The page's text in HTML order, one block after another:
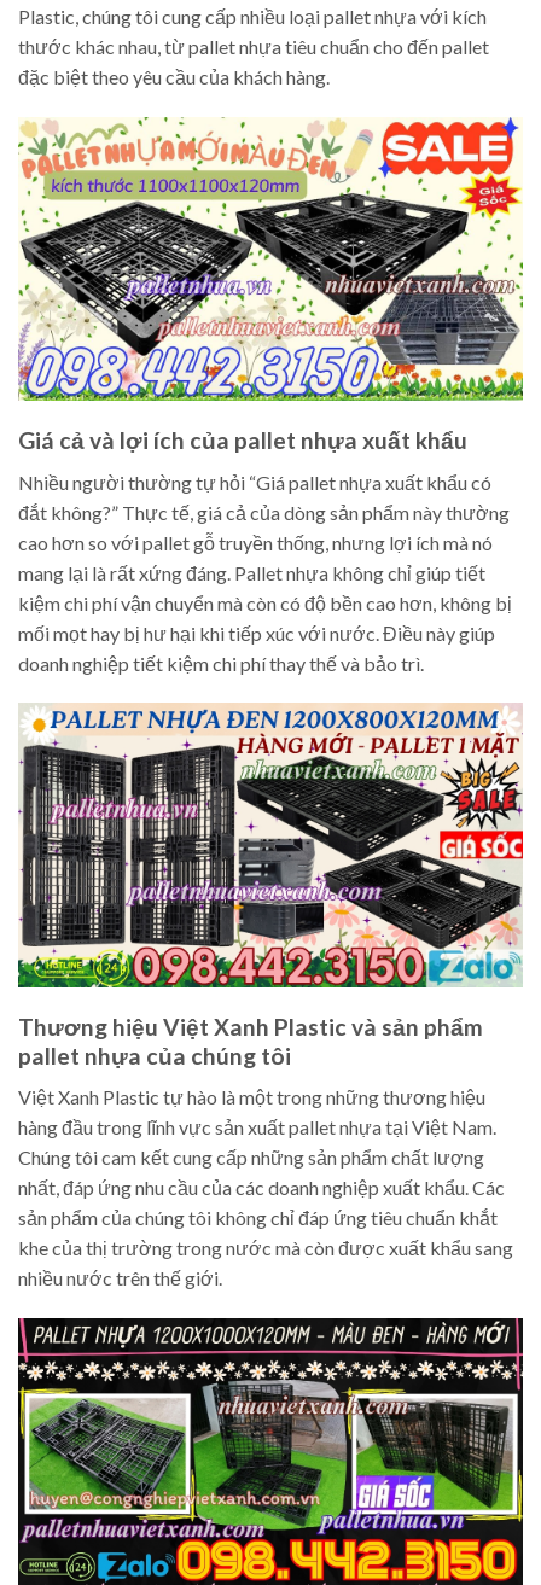
Plastic, chúng tôi cung cấp nhiều loại pallet nhựa với kích
thước khác nhau, từ pallet nhựa tiêu chuẩn cho đến pallet
đặc biệt theo yêu cầu của khách hàng.
Giá cả và lợi ích của pallet nhựa xuất khẩu
Nhiều người thường tự hỏi “Giá pallet nhựa xuất khẩu có
đắt không?” Thực tế, giá cả của dòng sản phẩm này thường
cao hơn so với pallet gỗ truyền thống, nhưng lợi ích mà nó
mang lại là rất xứng đáng. Pallet nhựa không chỉ giúp tiết
kiệm chi phí vận chuyển mà còn có độ bền cao hơn, không bị
mối mọt hay bị hư hại khi tiếp xúc với nước. Điều này giúp
doanh nghiệp tiết kiệm chi phí thay thế và bảo trì.
Thương hiệu Việt Xanh Plastic và sản phẩm
pallet nhựa của chúng tôi
Việt Xanh Plastic tự hào là một trong những thương hiệu
hàng đầu trong lĩnh vực sản xuất pallet nhựa tại Việt Nam.
Chúng tôi cam kết cung cấp những sản phẩm chất lượng
nhất, đáp ứng nhu cầu của các doanh nghiệp xuất khẩu. Các
sản phẩm của chúng tôi không chỉ đáp ứng tiêu chuẩn khắt
khe của thị trường trong nước mà còn được xuất khẩu sang
nhiều nước trên thế giới.